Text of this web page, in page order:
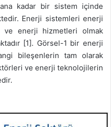
kadar bir sistem içinde
Enerji sistemleri enerji
ve enerji hizmetleri olmak
[1]. Görsel-1 bir enerji
bileşenlerin tam olarak
ve enerji teknolojilerin